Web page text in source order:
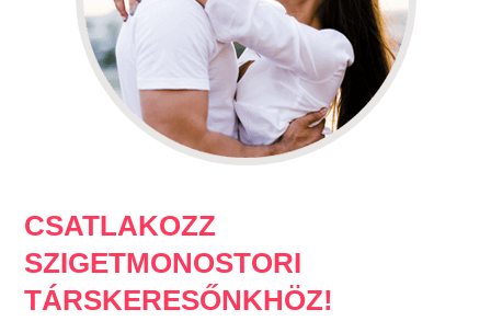
CSATLAKOZZ
SZIGETMONOSTORI
TÁRSKERESŐNKHÖZ!